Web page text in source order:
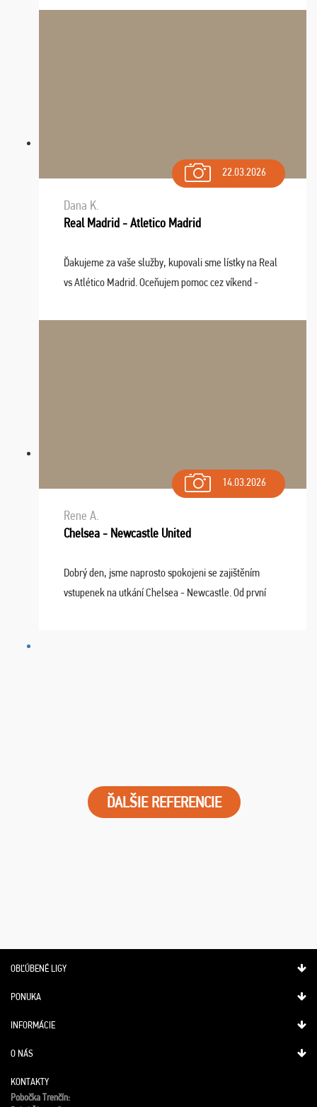
22.03.2026
Dana K.
Real Madrid - Atletico Madrid
Ďakujeme za vaše služby, kupovali sme lístky na Real
vs Atlético Madrid. Oceňujem pomoc cez víkend -
spokojnosti. Sedenie bolo dobré, štadión Barnabéu ...
14.03.2026
Rene A.
Chelsea - Newcastle United
Dobrý den, jsme naprosto spokojeni se zajištěním
vstupenek na utkání Chelsea - Newcastle. Od první
ĎALŠIE REFERENCIE
OBĽÚBENÉ LIGY
PONUKA
INFORMÁCIE
O NÁS
KONTAKTY
Pobočka Trenčín: